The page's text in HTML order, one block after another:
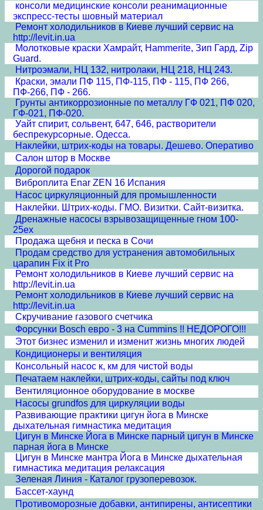
консоли медицинские консоли реанимационные
экспресс-тесты шовный материал
Ремонт холодильников в Киеве лучший сервис на
http://levit.in.ua
Молотковые краски Хамрайт, Hammerite, Зип Гард, Zip
Guard.
Нитроэмали, НЦ 132, нитролаки, НЦ 218, НЦ 243.
Краски, эмали ПФ 115, ПФ-115, ПФ - 115, ПФ 266,
ПФ-266, ПФ - 266.
Грунты антикоррозионные по металлу ГФ 021, ПФ 020,
ГФ-021, ПФ-020.
Уайт спирит, сольвент, 647, 646, растворители
беспрекурсорные. Одесса.
Наклейки, штрих-коды на товары. Дешево. Оперативо
Салон штор в Москве
Дорогой подарок
Виброплита Enar ZEN 16 Испания
Насос циркуляционный для промышленности
Наклейки. Штрих-коды. ГМО. Визитки. Сайт-визитка.
Дренажные насосы взрывозащищенные гном 100-
25ex
Продажа щебня и песка в Сочи
Продам средство для устранения автомобильных
царапин Fix it Pro
Ремонт холодильников в Киеве лучший сервис на
http://levit.in.ua
Ремонт холодильников в Киеве лучший сервис на
http://levit.in.ua
Скручивание газового счетчика
Форсунки Bosch евро - 3 на Cummins !! НЕДОРОГО!!!
Этот бизнес изменил и изменит жизнь многих людей
Кондиционеры и вентиляция
Консольный насос к, км для чистой воды
Печатаем наклейки, штрих-коды, сайты под ключ
Вентиляционное оборудование в москве
Насосы grundfos для циркуляции воды
Развивающие практики цигун йога в Минске
дыхательная гимнастика медитация
Цигун в Минске Йога в Минске парный цигун в Минске
парная йога в Минске
Цигун в Минске мантра Йога в Минске дыхательная
гимнастика медитация релаксация
Зеленая Линия - Каталог грузоперевозок.
Бассет-хаунд
Противоморозные добавки, антипирены, антисептики